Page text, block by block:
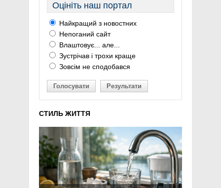
Оцініть наш портал
Найкращий з новостних
Непоганий сайт
Влаштовує... але...
Зустрічав і трохи краще
Зовсім не сподобався
Голосувати Результати
СТИЛЬ ЖИТТЯ